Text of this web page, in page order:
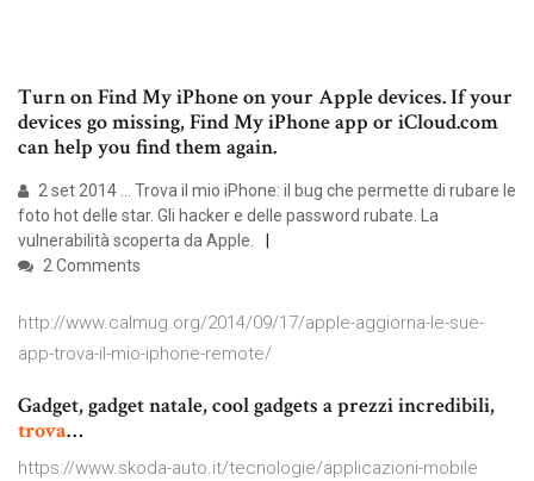
Turn on Find My iPhone on your Apple devices. If your
devices go missing, Find My iPhone app or iCloud.com
can help you find them again.
2 set 2014 ... Trova il mio iPhone: il bug che permette di rubare le
foto hot delle star. Gli hacker e delle password rubate. La
vulnerabilità scoperta da Apple.
2 Comments
http://www.calmug.org/2014/09/17/apple-aggiorna-le-sue-
app-trova-il-mio-iphone-remote/
Gadget, gadget natale, cool gadgets a prezzi incredibili,
trova…
https://www.skoda-auto.it/tecnologie/applicazioni-mobile